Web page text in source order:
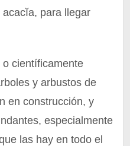
para llegar
científicamente
y arbustos de
en construcción, y
especialmente
las hay en todo el